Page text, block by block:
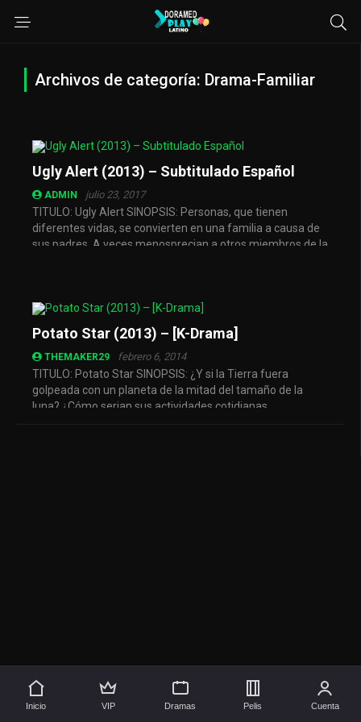
Archivos de categoría: Drama-Familiar
Ugly Alert (2013) – Subtitulado Español
ADMIN julio 23, 2017
TITULO: Ugly Alert SINOPSIS: Personas, que tienen
diferentes vidas, se convierten en una familia a causa de
sus padres. A veces menosprecian a otros miembros de la
Potato Star (2013) – [K-Drama]
THEMAKER29 febrero 6, 2014
TITULO: Potato Star SINOPSIS: ¿Y si la Tierra fuera
golpeada con un planeta de la mitad del tamaño de la
luna? ¿Cómo serian sus actividades cotidianas,
🚀 Síguenos aquí
💖 Apóyanos
Inicio VIP Dramas Pelis Cuenta